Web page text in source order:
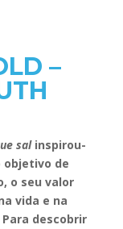
–
salinspirou-
objetivo de
o seu valor
vida e na
descobrir